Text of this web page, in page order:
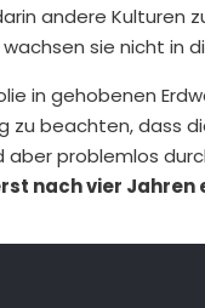
andere Kulturen
sie nicht
in gehobenen
beachten, dass
aber problemlos
nach vier